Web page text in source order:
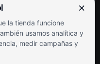
×
la tienda funcione
usamos analítica y
medir campañas y